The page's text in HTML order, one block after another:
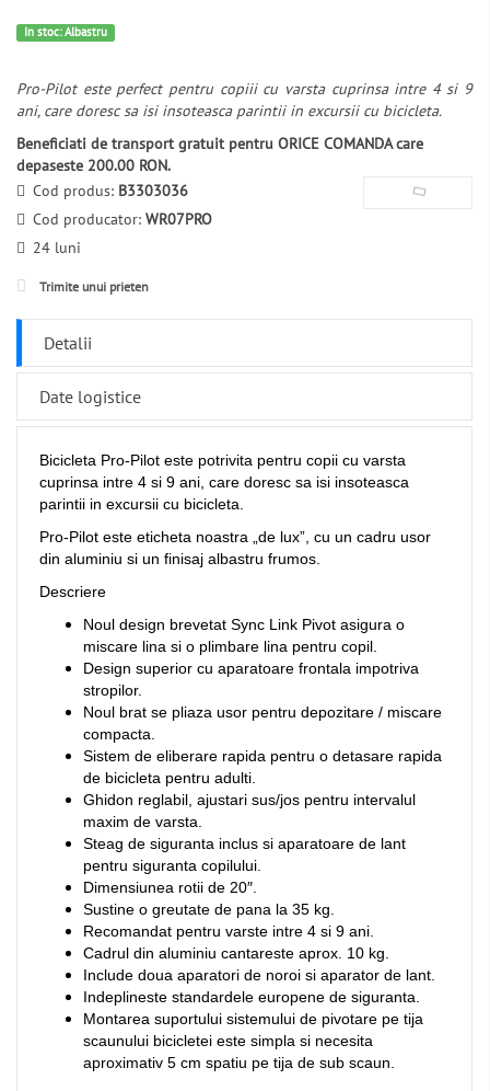
In stoc: Albastru
Pro-Pilot este perfect pentru copiii cu varsta cuprinsa intre 4 si 9
ani, care doresc sa isi insoteasca parintii in excursii cu bicicleta.
Beneficiati de transport gratuit pentru ORICE COMANDA care
depaseste 200.00 RON.
Cod produs: B3303036
Cod producator: WR07PRO
24 luni
Trimite unui prieten
Detalii
Date logistice
Bicicleta Pro-Pilot este potrivita pentru copii cu varsta
cuprinsa intre 4 si 9 ani, care doresc sa isi insoteasca
parintii in excursii cu bicicleta.
Pro-Pilot este eticheta noastra „de lux”, cu un cadru usor
din aluminiu si un finisaj albastru frumos.
Descriere
Noul design brevetat Sync Link Pivot asigura o
miscare lina si o plimbare lina pentru copil.
Design superior cu aparatoare frontala impotriva
stropilor.
Noul brat se pliaza usor pentru depozitare / miscare
compacta.
Sistem de eliberare rapida pentru o detasare rapida
de bicicleta pentru adulti.
Ghidon reglabil, ajustari sus/jos pentru intervalul
maxim de varsta.
Steag de siguranta inclus si aparatoare de lant
pentru siguranta copilului.
Dimensiunea rotii de 20″.
Sustine o greutate de pana la 35 kg.
Recomandat pentru varste intre 4 si 9 ani.
Cadrul din aluminiu cantareste aprox. 10 kg.
Include doua aparatori de noroi si aparator de lant.
Indeplineste standardele europene de siguranta.
Montarea suportului sistemului de pivotare pe tija
scaunului bicicletei este simpla si necesita
aproximativ 5 cm spatiu pe tija de sub scaun.